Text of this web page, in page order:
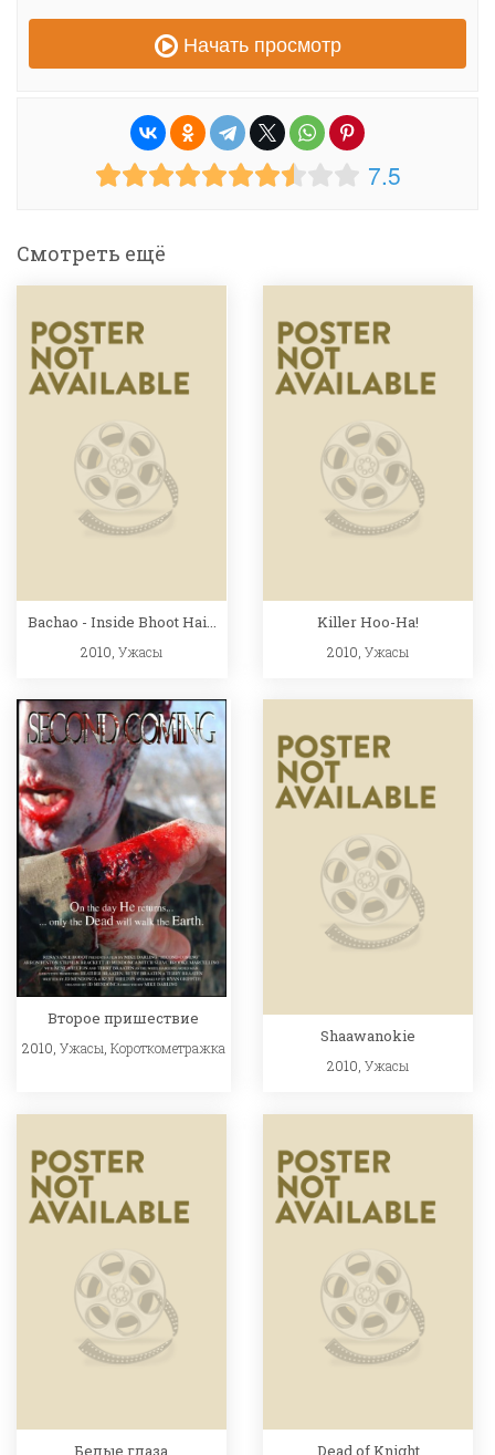
Начать просмотр
7.5
Смотреть ещё
Bachao - Inside Bhoot Hai...
2010,Ужасы
Killer Hoo-Ha!
2010,Ужасы
Второе пришествие
2010, Ужасы Короткометражка
Shaawanokie
2010,Ужасы
Белые глаза Dead of Knight